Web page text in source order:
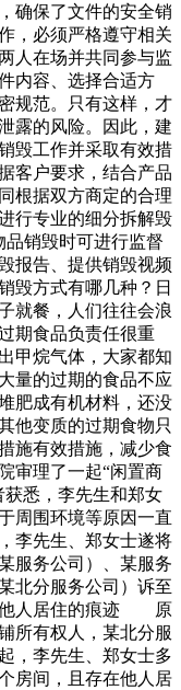
确保了文件的安全销
，必须严格遵守相关
人在场并共同参与监
内容、选择合适方
规范。只有这样，才
露的风险。因此，建
毁工作并采取有效措
客户要求，结合产品
根据双方商定的合理
行专业的细分拆解毁
品销毁时可进行监督
报告、提供销毁视频
毁方式有哪几种？日
就餐，人们往往会浪
期食品负责任很重
甲烷气体，大家都知
量的过期的食品不应
肥成有机材料，还没
他变质的过期食物只
施有效措施，减少食
审理了一起“闲置商
悉，李先生和郑女
周围环境等原因一直
李先生、郑女士遂将
服务公司）、某服务
北分服务公司）诉至
人居住的痕迹 原
所有权人，某北分服
，李先生、郑女士多
房间，且存在他人居